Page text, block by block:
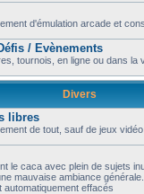
d'émulation arcade et
/ Evènements
tournois, en ligne ou dans la
Divers
libres
de tout, sauf de jeux vidéo
le caca avec plein de sujets
mauvaise ambiance
automatiquement effacés